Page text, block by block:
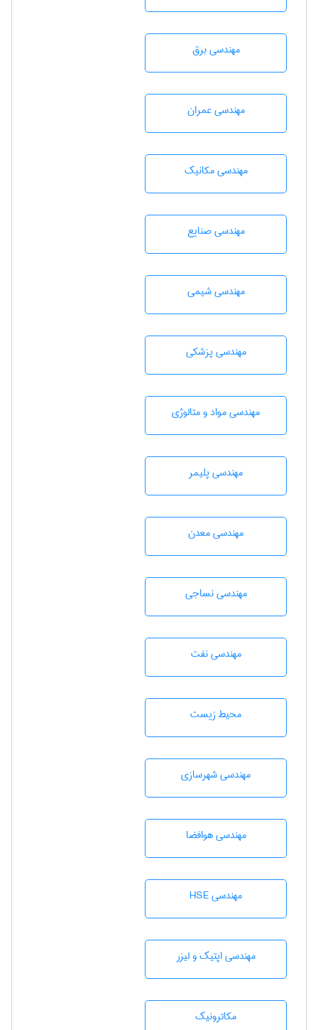
مهندسی برق
مهندسی عمران
مهندسی مکانیک
مهندسی صنايع
مهندسي شيمی
مهندسی پزشکی
مهندسی مواد و متالوژی
مهندسی پليمر
مهندسی معدن
مهندسي نساجی
مهندسی نفت
محيط زيست
مهندسی شهرسازی
مهندسی هوافضا
مهندسی HSE
مهندسی اپتیک و لیزر
مکاترونیک